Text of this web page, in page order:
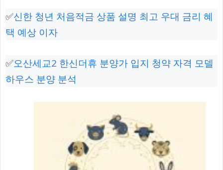
✅신한 청년 처음적금 상품 설명 최고 우대 금리 혜
택 예상 이자
✅오산세교2 한신더휴 분양가 입지 청약 자격 모델
하우스 분양 분석